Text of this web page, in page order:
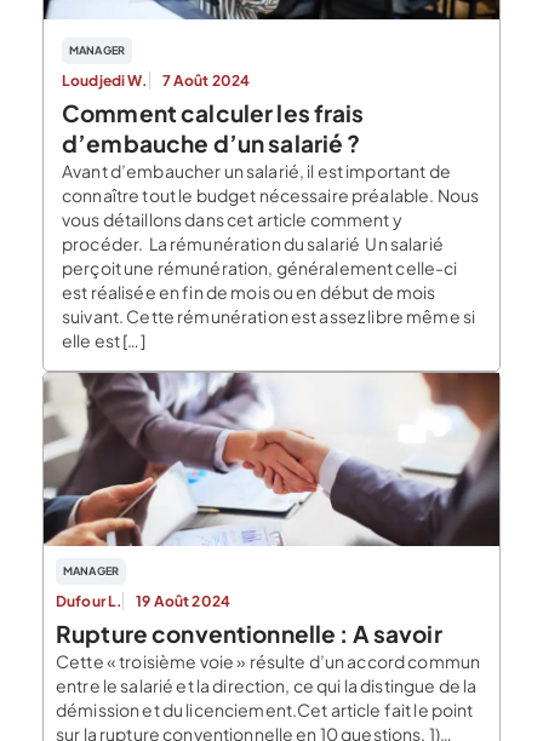
MANAGER
Loudjedi W. 7 Août 2024
Comment calculer les frais
d’embauche d’un salarié ?
Avant d’embaucher un salarié, il est important de
connaître tout le budget nécessaire préalable. Nous
vous détaillons dans cet article comment y
procéder. La rémunération du salarié Un salarié
perçoit une rémunération, généralement celle-ci
est réalisée en fin de mois ou en début de mois
suivant. Cette rémunération est assez libre même si
elle est […]
MANAGER
Dufour L. 19 Août 2024
Rupture conventionnelle : A savoir
Cette « troisième voie » résulte d’un accord commun
entre le salarié et la direction, ce qui la distingue de la
démission et du licenciement.Cet article fait le point
sur la rupture conventionnelle en 10 questions. 1)